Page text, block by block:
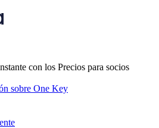
con los Precios para socios
sobre One Key